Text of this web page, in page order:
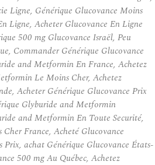
Ligne, Générique Glucovance Moins
Ligne, Acheter Glucovance En Ligne
500 mg Glucovance Israël, Peu
Commander Générique Glucovance
and Metformin En France, Achetez
Le Moins Cher, Achetez
Acheter Générique Glucovance Prix
Glyburide and Metformin
and Metformin En Toute Securité,
France, Acheté Glucovance
achat Générique Glucovance États-
500 mg Au Québec, Achetez